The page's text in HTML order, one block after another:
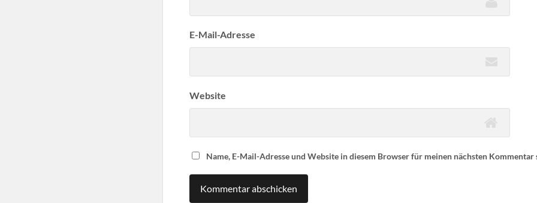
E-Mail-Adresse
Website
Name, E-Mail-Adresse und Website in diesem Browser für meinen nächsten Kommentar